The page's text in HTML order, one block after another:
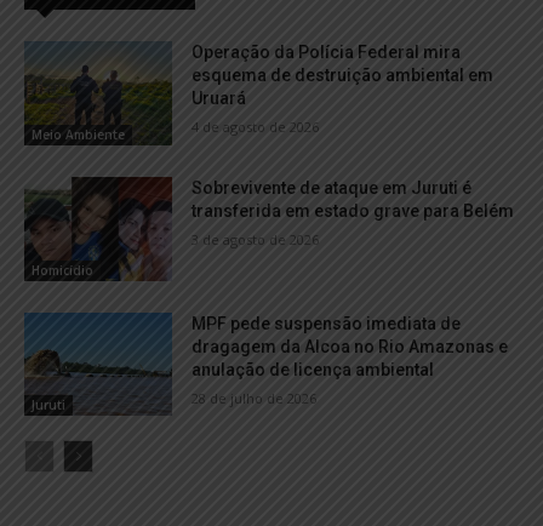
Meio Ambiente
Operação da Polícia Federal mira
esquema de destruição ambiental em
Uruará
4 de agosto de 2026
Homicídio
Sobrevivente de ataque em Juruti é
transferida em estado grave para Belém
3 de agosto de 2026
Juruti
MPF pede suspensão imediata de
dragagem da Alcoa no Rio Amazonas e
anulação de licença ambiental
28 de julho de 2026